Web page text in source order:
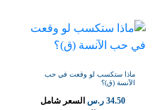
ماذا ستكسب لو وقعت في حب
الآنسة (ق)؟
34.50 ر.س السعر شامل